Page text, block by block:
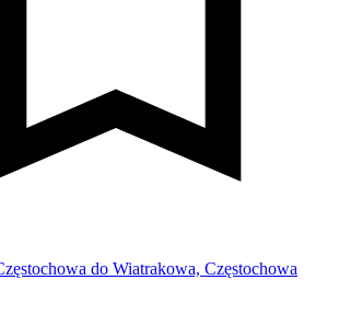
do Wiatrakowa, Częstochowa